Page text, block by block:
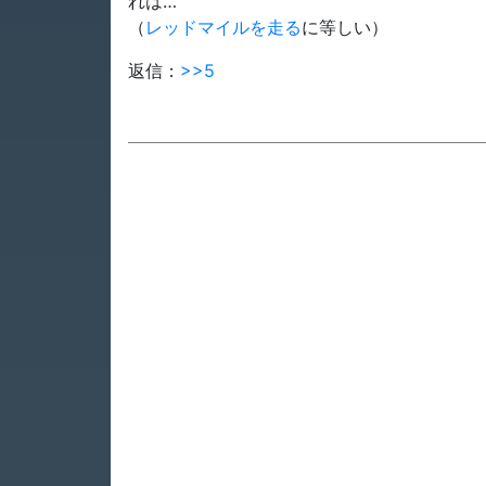
（ レッドマイルを走るに等しい）
返信： >>5